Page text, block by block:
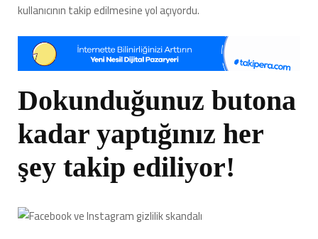
kullanıcının takip edilmesine yol açıyordu.
Dokunduğunuz butona
kadar yaptığınız her
şey takip ediliyor!